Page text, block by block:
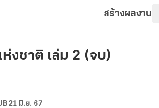
สร้างผลงาน
งชาติ เล่ม 2 (จบ)
21 มิ.ย. 67